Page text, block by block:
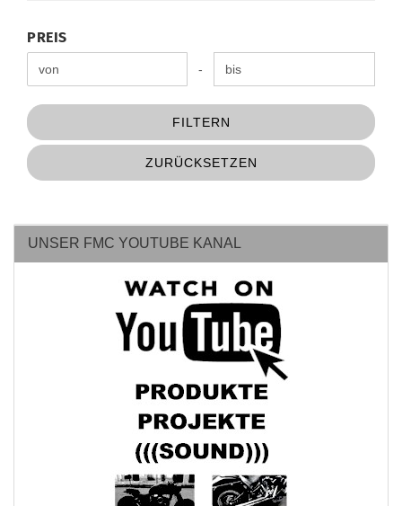
PREIS
PREIS
Preis bis -
FILTERN
ZURÜCKSETZEN
UNSER FMC YOUTUBE KANAL